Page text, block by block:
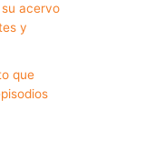
acervo
y
que